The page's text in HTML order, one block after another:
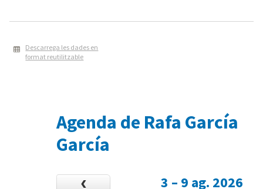
Descarrega les dades en
format reutilitzable
Agenda de Rafa García
García
3 – 9 ag. 2026